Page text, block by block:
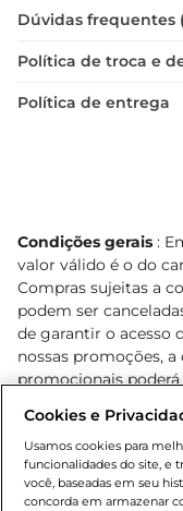
Dúvidas frequentes
Política de troca e
Política de entrega
Condições gerais :
valor válido é o do
Compras sujeitas a
podem ser
de garantir o acesso
nossas promoções,
promocionais
o e-commerce e
sofrer alterações
de bebidas
Lei n.º 8069/90, art.
Cookies e
Usamos cookies para
funcionalidades do site, e
você, baseadas em seu
concorda em armazenar